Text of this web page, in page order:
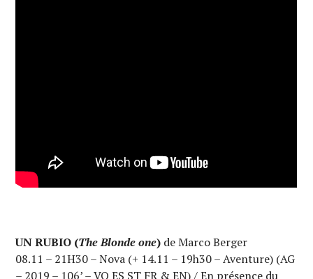
UN RUBIO (The Blonde one) de Marco Berger
08.11 – 21H30 – Nova (+ 14.11 – 19h30 – Aventure) (AG
– 2019 – 106’ – VO ES ST FR & EN) / En présence du